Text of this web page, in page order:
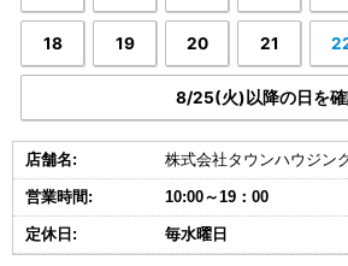
18 19 20 21
8/25(火)以降の日を
店舗名: 株式会社タウンハウジン
営業時間: 10:00～19：00
定休日: 毎水曜日